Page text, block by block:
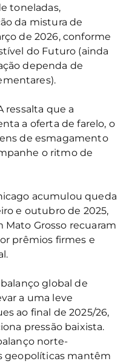
toneladas,
da mistura de
de 2026, conforme
do Futuro (ainda
dependa de
ressalta que a
a oferta de farelo, o
de esmagamento
o ritmo de
acumulou queda
e outubro de 2025,
Grosso recuaram
prêmios firmes e
global de
a uma leve
ao final de 2025/26,
pressão baixista.
norte-
geopolíticas mantêm